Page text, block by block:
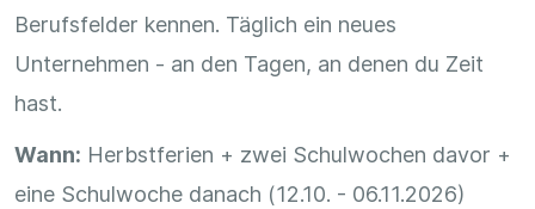
Berufsfelder kennen. Täglich ein neues
Unternehmen - an den Tagen, an denen du Zeit
hast.
Wann: Herbstferien + zwei Schulwochen davor +
eine Schulwoche danach (12.10. - 06.11.2026)